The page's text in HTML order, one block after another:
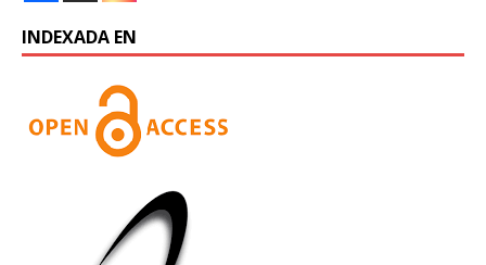
INDEXADA EN